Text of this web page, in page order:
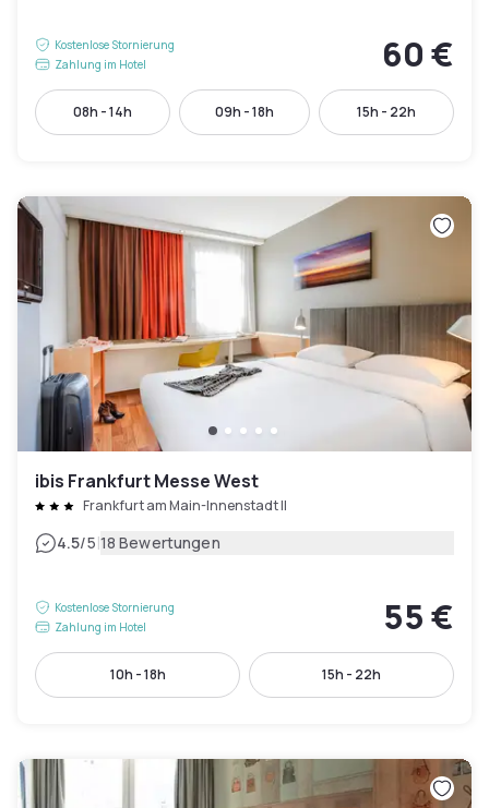
Kostenlose Stornierung
Zahlung im Hotel
60 €
08h - 14h 09h - 18h 15h - 22h
ibis Frankfurt Messe West
Frankfurt am Main-Innenstadt II
4.5/5|18 Bewertungen
Kostenlose Stornierung
Zahlung im Hotel
55 €
10h - 18h 15h - 22h